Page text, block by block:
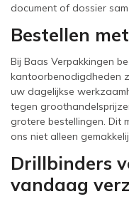
document of dossier
Bestellen
Bij Baas Verpakkingen
kantoorbenodigdheden
uw dagelijkse
tegen
grotere bestellingen. Dit
ons niet alleen
Drillbinders
vandaag